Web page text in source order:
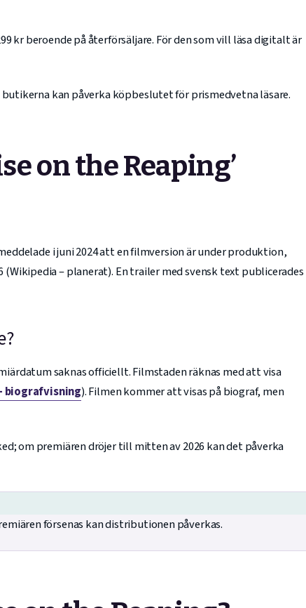
kr beroende på återförsäljare. För den som vill läsa digitalt är
kan påverka köpbeslutet för prismedvetna läsare.
on the Reaping’
i juni 2024 att en filmversion är under produktion,
– planerat). En trailer med svensk text publicerades
saknas officiellt. Filmstaden räknas med att visa
biografvisning). Filmen kommer att visas på biograf, men
om premiären dröjer till mitten av 2026 kan det påverka
försenas kan distributionen påverkas.